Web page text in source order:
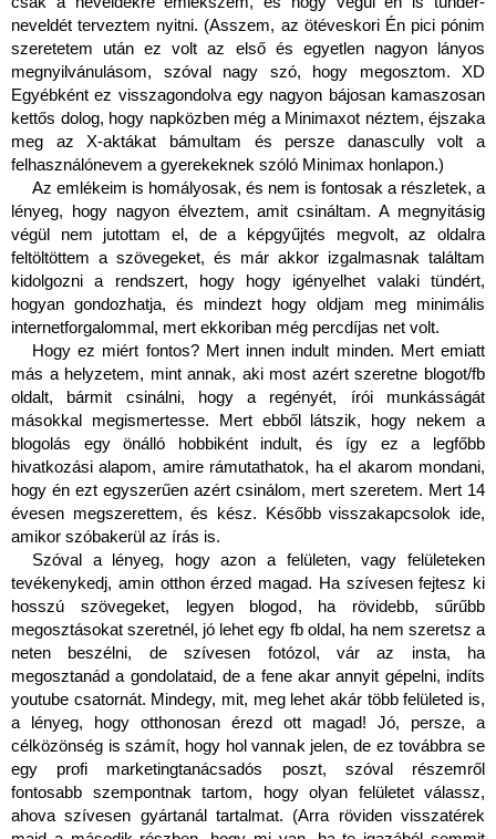
neveldét terveztem nyitni. (Asszem, az ötéveskori Én pici pónim
szeretetem után ez volt az első és egyetlen nagyon lányos
megnyilvánulásom, szóval nagy szó, hogy megosztom. XD
Egyébként ez visszagondolva egy nagyon bájosan kamaszosan
kettős dolog, hogy napközben még a Minimaxot néztem, éjszaka
meg az X-aktákat bámultam és persze danascully volt a
felhasználónevem a gyerekeknek szóló Minimax honlapon.)
Az emlékeim is homályosak, és nem is fontosak a részletek, a
lényeg, hogy nagyon élveztem, amit csináltam. A megnyitásig
végül nem jutottam el, de a képgyűjtés megvolt, az oldalra
feltöltöttem a szövegeket, és már akkor izgalmasnak találtam
kidolgozni a rendszert, hogy hogy igényelhet valaki tündért,
hogyan gondozhatja, és mindezt hogy oldjam meg minimális
internetforgalommal, mert ekkoriban még percdíjas net volt.
Hogy ez miért fontos? Mert innen indult minden. Mert emiatt
más a helyzetem, mint annak, aki most azért szeretne blogot/fb
oldalt, bármit csinálni, hogy a regényét, írói munkásságát
másokkal megismertesse. Mert ebből látszik, hogy nekem a
blogolás egy önálló hobbiként indult, és így ez a legfőbb
hivatkozási alapom, amire rámutathatok, ha el akarom mondani,
hogy én ezt egyszerűen azért csinálom, mert szeretem. Mert 14
évesen megszerettem, és kész. Később visszakapcsolok ide,
amikor szóbakerül az írás is.
Szóval a lényeg, hogy azon a felületen, vagy felületeken
tevékenykedj, amin otthon érzed magad. Ha szívesen fejtesz ki
hosszú szövegeket, legyen blogod, ha rövidebb, sűrűbb
megosztásokat szeretnél, jó lehet egy fb oldal, ha nem szeretsz a
neten beszélni, de szívesen fotózol, vár az insta, ha
megosztanád a gondolataid, de a fene akar annyit gépelni, indíts
youtube csatornát. Mindegy, mit, meg lehet akár több felületed is,
a lényeg, hogy otthonosan érezd ott magad! Jó, persze, a
célközönség is számít, hogy hol vannak jelen, de ez továbbra se
egy profi marketingtanácsadós poszt, szóval részemről
fontosabb szempontnak tartom, hogy olyan felületet válassz,
ahova szívesen gyártanál tartalmat. (Arra röviden visszatérek